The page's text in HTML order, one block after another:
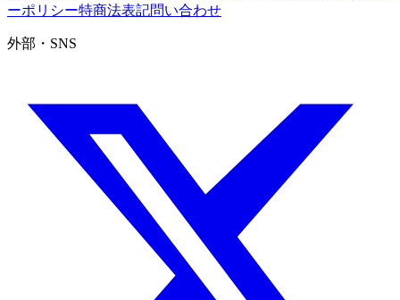
ーポリシー特商法表記問い合わせ
外部・SNS